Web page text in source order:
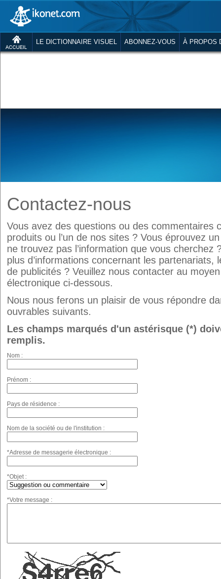
LE DICTIONNAIRE VISUEL ABONNEZ-VOUS À PROPOS
Contactez-nous
Vous avez des questions ou des commentaires
produits ou l’un de nos sites ? Vous éprouvez
ne trouvez pas l’information que vous cherchez
plus d’informations concernant les partenariats,
de publicités ? Veuillez nous contacter au
électronique ci-dessous.
Nous nous ferons un plaisir de vous répondre
ouvrables suivants.
Les champs marqués d'un astérisque (*)
remplis.
Nom :
Prénom :
Pays de résidence :
Nom de la société ou de l'institution :
*Adresse de messagerie électronique :
*Objet :
*Votre message :